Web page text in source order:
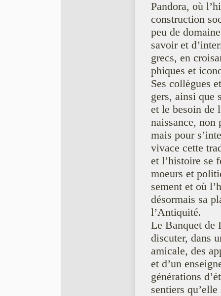
Pandora, où
construction
peu de
savoir et
grecs, en
phiques et
Ses collègues
gers, ainsi que
et le besoin de
naissance, non
mais pour
vivace cette
et l’histoire se
moeurs et
sement et où
désormais sa
l’Antiquité.
Le Banquet de
discuter, dans
amicale, des
et d’un
générations
sentiers